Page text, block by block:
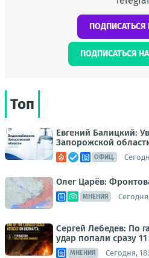
ПОДПИСАТЬСЯ
ПОДПИСАТЬСЯ НА
Топ
Евгений Балицкий:
Запорожской
ОФИЦ.
Олег Царёв:
МНЕНИЯ
Сергей Лебедев: По
удар попали сразу
МНЕНИЯ Сегодня,